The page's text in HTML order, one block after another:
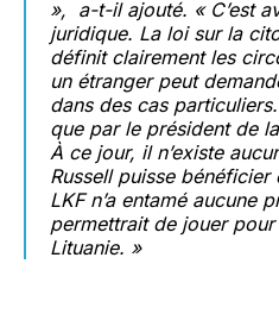
», a-t-il ajouté. « C’est
juridique. La loi sur la
définit clairement les
un étranger peut
dans des cas
que par le président de
À ce jour, il n’existe
Russell puisse
LKF n’a entamé aucune
permettrait de jouer pour
Lituanie. »